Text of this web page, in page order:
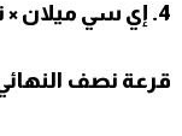
4. إي سي ميلان × نابولي
قرعة نصف